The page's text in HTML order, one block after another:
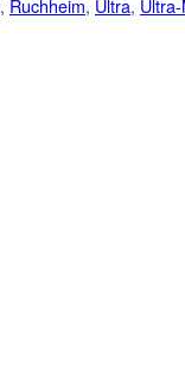
, Ruchheim, Ultra,